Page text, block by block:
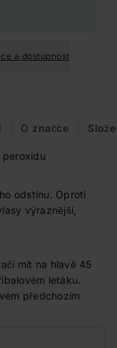
a dostupnost
O značce
peroxidu
odstínu. Oproti
výraznější,
mít na hlavě 45
letáku.
předchozím